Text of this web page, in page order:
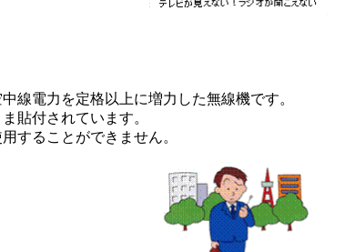
線電力を定格以上に増力した無線機です。
貼付されています。
することができません。